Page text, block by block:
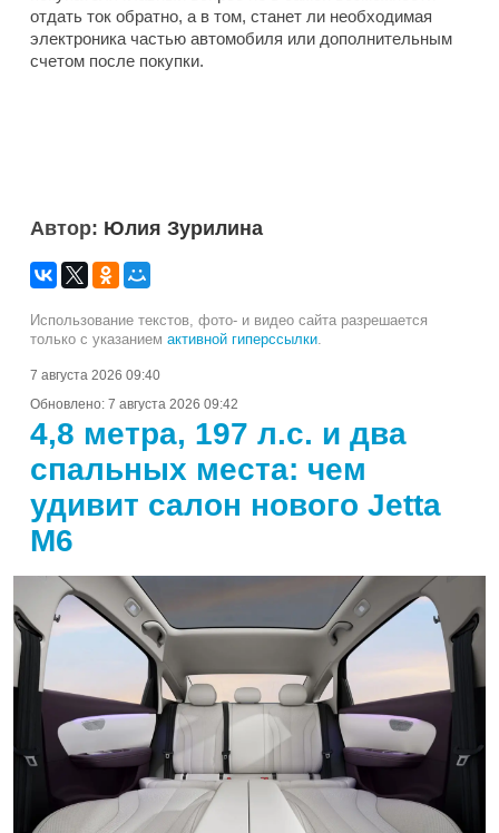
отдать ток обратно, а в том, станет ли необходимая
электроника частью автомобиля или дополнительным
счетом после покупки.
Автор: Юлия Зурилина
Использование текстов, фото- и видео сайта разрешается
только с указанием активной гиперссылки.
7 августа 2026 09:40
Обновлено: 7 августа 2026 09:42
4,8 метра, 197 л.с. и два
спальных места: чем
удивит салон нового Jetta
M6